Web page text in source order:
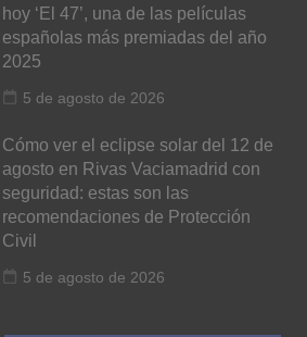
hoy ‘El 47’, una de las películas
españolas más premiadas del año
2025
5 de agosto de 2026
Cómo ver el eclipse solar del 12 de
agosto en Rivas Vaciamadrid con
seguridad: estas son las
recomendaciones de Protección
Civil
5 de agosto de 2026